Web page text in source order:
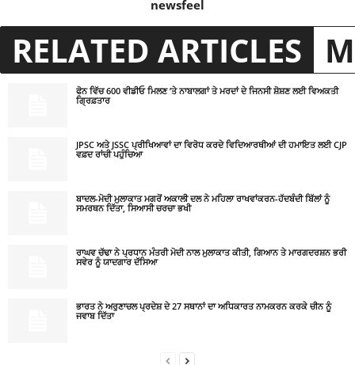
newsfeel
RELATED ARTICLES
ਫੋਨ ਵਿੱਚ 600 ਵੀਡੀਓ ਮਿਲਣ ’ਤੇ ਨਾਬਾਲਗਾਂ ਤੇ ਮਰਦਾਂ ਦੇ ਜਿਨਸੀ ਸ਼ੋਸ਼ਣ ਲਈ ਵਿਅਕਤੀ
ਗ੍ਰਿਫ਼ਤਾਰ
JPSC ਅਤੇ JSSC ਪ੍ਰੀਖਿਆਵਾਂ ਦਾ ਵਿਰੋਧ ਕਰਦੇ ਵਿਦਿਆਰਥੀਆਂ ਦੀ ਹਮਾਇਤ ਲਈ CJP
ਵਫ਼ਦ ਰਾਂਚੀ ਪਹੁੰਚਿਆ
ਬਾਦਲ-ਮੋਦੀ ਮੁਲਾਕਾਤ ਮਗਰੋਂ ਅਕਾਲੀ ਦਲ ਨੇ ਮਹਿਲਾ ਰਾਖਵਾਂਕਰਨ-ਹੱਦਬੰਦੀ ਬਿੱਲਾਂ ਨੂੰ
ਸਮਰਥਨ ਦਿੱਤਾ, ਸਿਆਸੀ ਚਰਚਾ ਭਖੀ
ਰਾਘਵ ਚੱਢਾ ਨੇ ਪ੍ਰਧਾਨ ਮੰਤਰੀ ਮੋਦੀ ਨਾਲ ਮੁਲਾਕਾਤ ਕੀਤੀ, ਗਿਆਨ ਤੇ ਮਾਰਗਦਰਸ਼ਨ ਭਰੀ
ਸਵੇਰ ਨੂੰ ਯਾਦਗਾਰ ਦੱਸਿਆ
ਭਾਰਤ ਨੇ ਅਰੁਣਾਚਲ ਪ੍ਰਦੇਸ਼ ਦੇ 27 ਸਥਾਨਾਂ ਦਾ ਅਧਿਕਾਰਤ ਨਾਮਕਰਨ ਕਰਕੇ ਚੀਨ ਨੂੰ
ਜਵਾਬ ਦਿੱਤਾ